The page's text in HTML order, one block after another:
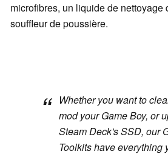
microfibres, un liquide de nettoyage
souffleur de poussière.
Whether you want to
mod your Game Boy, or
Steam Deck's SSD, our
Toolkits have everything